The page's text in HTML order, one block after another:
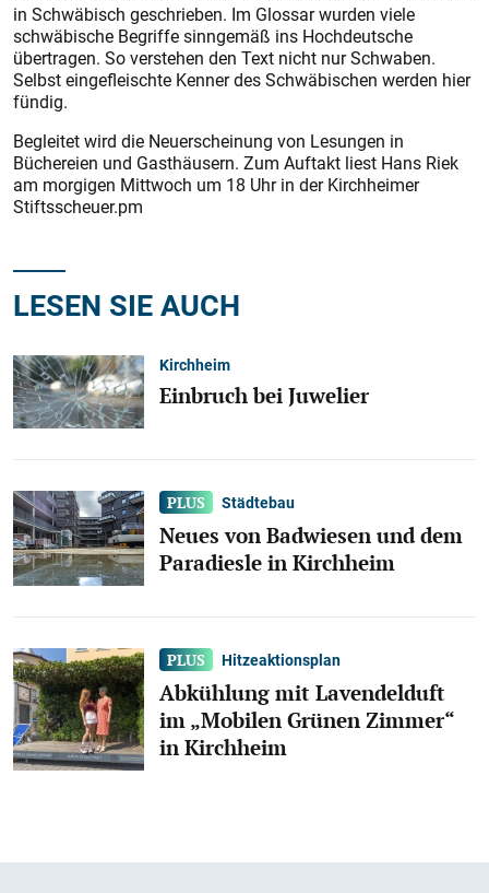
in Schwäbisch geschrieben. Im Glossar wurden viele
schwäbische Begriffe sinngemäß ins Hochdeutsche
übertragen. So verstehen den Text nicht nur Schwaben.
Selbst eingefleischte Kenner des Schwäbischen werden hier
fündig.
Begleitet wird die Neuerscheinung von Lesungen in
Büchereien und Gasthäusern. Zum Auftakt liest Hans Riek
am morgigen Mittwoch um 18 Uhr in der Kirchheimer
Stiftsscheuer.pm
LESEN SIE AUCH
Kirchheim
Einbruch bei Juwelier
Städtebau
Neues von Badwiesen und dem
Paradiesle in Kirchheim
Hitzeaktionsplan
Abkühlung mit Lavendelduft
im „Mobilen Grünen Zimmer“
in Kirchheim